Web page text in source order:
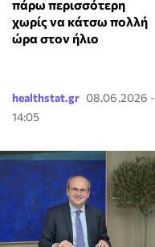
πάρω περισσότερη
χωρίς να κάτσω πολλή
ώρα στον ήλιο
healthstat.gr 08.06.2026 -
14:05